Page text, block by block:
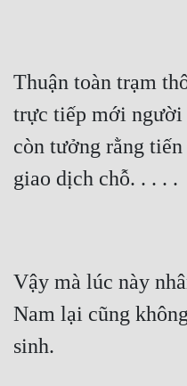
Thuận toàn trạm
trực tiếp mới người
còn tưởng rằng
giao dịch chỗ. . . . .
Vậy mà lúc này
Nam lại cũng
sinh.